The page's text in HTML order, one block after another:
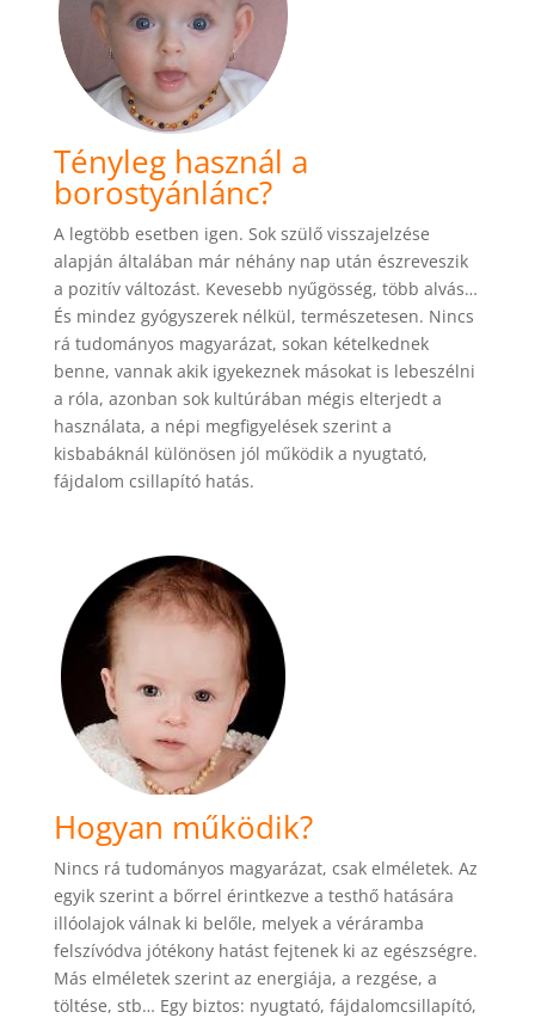
Tényleg használ a
borostyánlánc?
A legtöbb esetben igen. Sok szülő visszajelzése
alapján általában már néhány nap után észreveszik
a pozitív változást. Kevesebb nyűgösség, több alvás…
És mindez gyógyszerek nélkül, természetesen. Nincs
rá tudományos magyarázat, sokan kételkednek
benne, vannak akik igyekeznek másokat is lebeszélni
a róla, azonban sok kultúrában mégis elterjedt a
használata, a népi megfigyelések szerint a
kisbabáknál különösen jól működik a nyugtató,
fájdalom csillapító hatás.
Hogyan működik?
Nincs rá tudományos magyarázat, csak elméletek. Az
egyik szerint a bőrrel érintkezve a testhő hatására
illóolajok válnak ki belőle, melyek a véráramba
felszívódva jótékony hatást fejtenek ki az egészségre.
Más elméletek szerint az energiája, a rezgése, a
töltése, stb… Egy biztos: nyugtató, fájdalomcsillapító,